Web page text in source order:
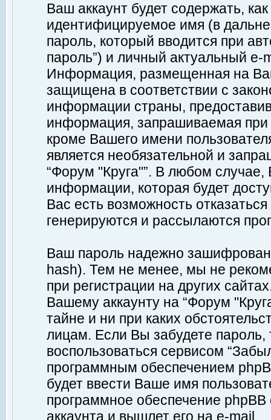
Ваш аккаунт будет содержать,
идентифицируемое имя (в
пароль, который вводится при
пароль”) и личный актуальный
Информация, размещенная на
защищена в соответствии с
информации страны,
информация, запрашиваемая при
кроме Вашего имени
является необязательной и
“Форум "Круга"”. В любом
информации, которая будет
Вас есть возможность
генерируются и рассылаются
Ваш пароль надежно
hash). Тем не менее, мы не
при регистрации на других
Вашему аккаунту на “Форум
тайне и ни при каких
лицам. Если Вы забудете пароль,
воспользоваться сервисом
программным обеспечением
будет ввести Ваше имя
программное обеспечение
аккаунта и вышлет его на e-mail.